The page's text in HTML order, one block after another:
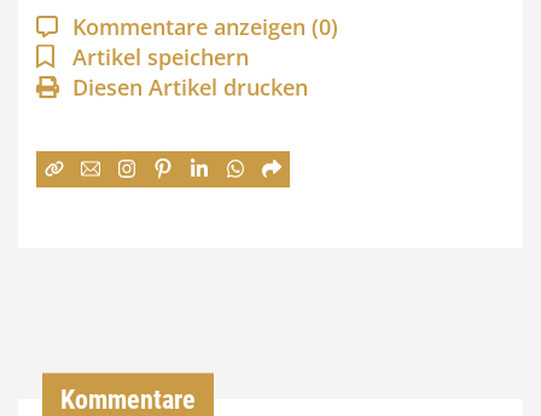
a
n
n
:
Kommentare anzeigen (0)
Artikel speichern
Diesen Artikel drucken
Kommentare